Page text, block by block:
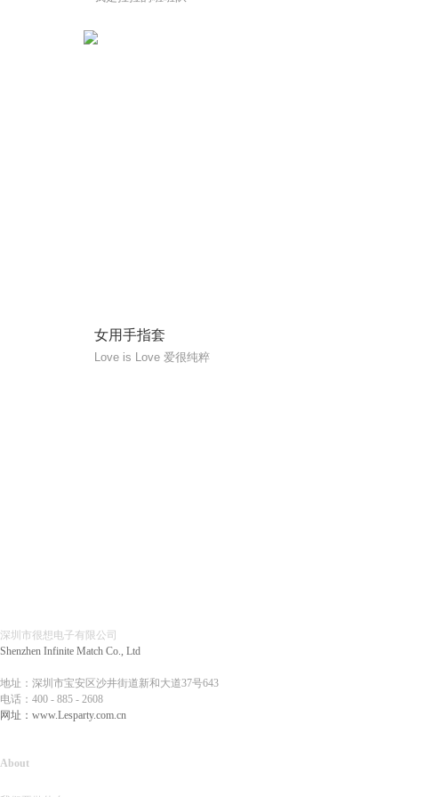
女用手指套
Love is Love 爱很纯粹
深圳市很想电子有限公司
Shenzhen Infinite Match Co., Ltd
地址：深圳市宝安区沙井街道新和大道37号643
电话： 400 - 885 - 2608
网址： www.Lesparty.com.cn
About